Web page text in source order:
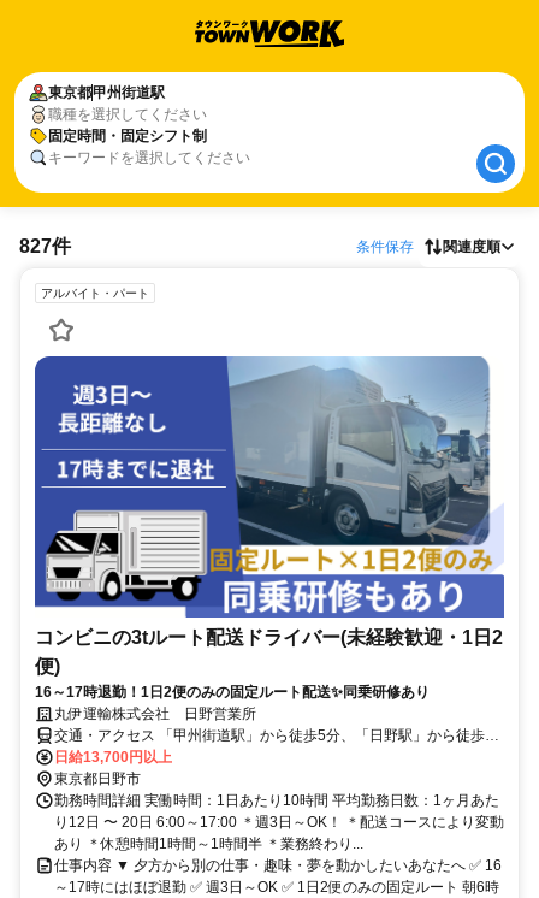
東京都甲州街道駅
職種を選択してください
固定時間・固定シフト制
キーワードを選択してください
東京都甲州街道駅
固定時間・固定シフト制
827件 条件保存 関連度順
アルバイト・パート
コンビニの3tルート配送ドライバー(未経験歓迎・1日2
便)
16～17時退勤！1日2便のみの固定ルート配送✨同乗研修あり
丸伊運輸株式会社 日野営業所
交通・アクセス 「甲州街道駅」から徒歩5分、「日野駅」から徒歩15
分
日給13,700円以上
東京都日野市
勤務時間詳細 実働時間：1日あたり10時間 平均勤務日数：1ヶ月あた
り12日 〜 20日 6:00～17:00 ＊週3日～OK！ ＊配送コースにより変動
あり ＊休憩時間1時間～1時間半 ＊業務終わり...
仕事内容 ▼ 夕方から別の仕事・趣味・夢を動かしたいあなたへ ✅ 16
～17時にはほぼ退勤 ✅ 週3日～OK ✅ 1日2便のみの固定ルート 朝6時